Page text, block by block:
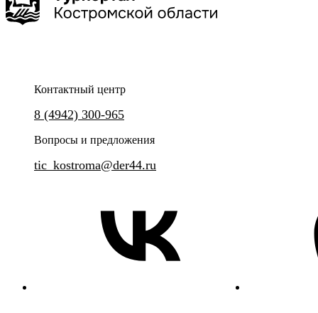
Уникальное интерактивное представление с элементами
классической экскурсии и театрализованного спектакля.
Контактный центр
8 (4942) 300-965
Вопросы и предложения
tic_kostroma@der44.ru